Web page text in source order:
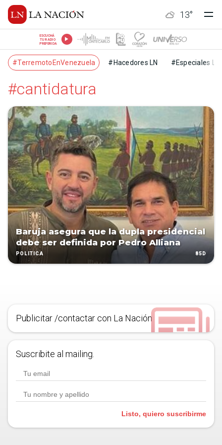
13°
ESCUCHÁ
TU RADIO
PREFERIDA
#TerremotoEnVenezuela #Hacedores LN #Especiales LN
#cantidatura
Baruja asegura que la dupla presidencial
debe ser definida por Pedro Alliana
POLÍTICA 85D
Publicitar /contactar con La Nación
Suscribite al mailing.
Listo, quiero suscribirme